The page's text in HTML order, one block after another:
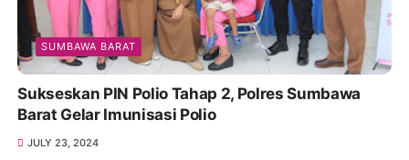
SUMBAWA BARAT
Sukseskan PIN Polio Tahap 2, Polres Sumbawa
Barat Gelar Imunisasi Polio
JULY 23, 2024